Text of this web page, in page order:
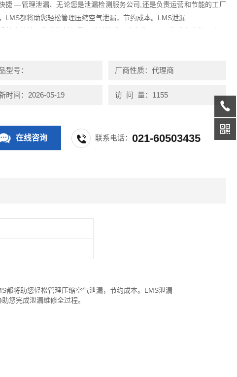
捷 —管理泄漏、无论您是泄漏检测服务公司,还是负责运营和节能的工厂
LMS都将助您轻松管理压缩空气泄漏，节约成本。LMS泄漏
型号： 厂商性质：代理商
时间：2026-05-19 访 问 量：1155
在线咨询 联系电话：021-60503435
都将助您轻松管理压缩空气泄漏，节约成本。LMS泄漏
您完成泄漏维修全过程。